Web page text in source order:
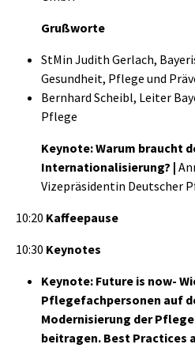
Grußworte
StMin Judith Gerlach,
Gesundheit, Pflege und
Bernhard Scheibl, Leiter
Pflege
Keynote: Warum braucht
Internationalisierung? |
Vizepräsidentin Deutscher
10:20 Kaffeepause
10:30 Keynotes
Keynote: Future is now-
Pflegefachpersonen auf
Modernisierung der
beitragen. Best Practices